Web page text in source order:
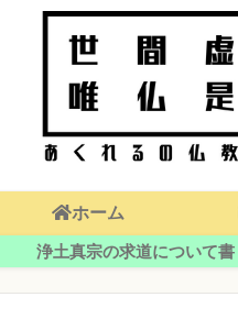
ホーム
浄土真宗の求道について